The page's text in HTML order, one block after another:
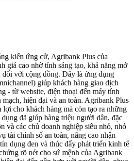
kiến ứng cử, Agribank Plus của
giá cao nhờ tính sáng tạo, khả năng mở
đối với cộng đồng. Đây là ứng dụng
giúp khách hàng giao dịch
- từ website, điện thoại đến máy tính
hiện đại và an toàn. Agribank Plus
cho khách hàng mà còn tạo ra những
đã giúp hàng triệu người dân, đặc
và các chủ doanh nghiệp siêu nhỏ, nhỏ
tài chính số an toàn, nâng cao nhận
dụng đen và thúc đẩy phát triển kinh tế
rõ nét cho sứ mệnh của Agribank